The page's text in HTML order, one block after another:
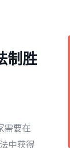
制胜
需要在
中获得